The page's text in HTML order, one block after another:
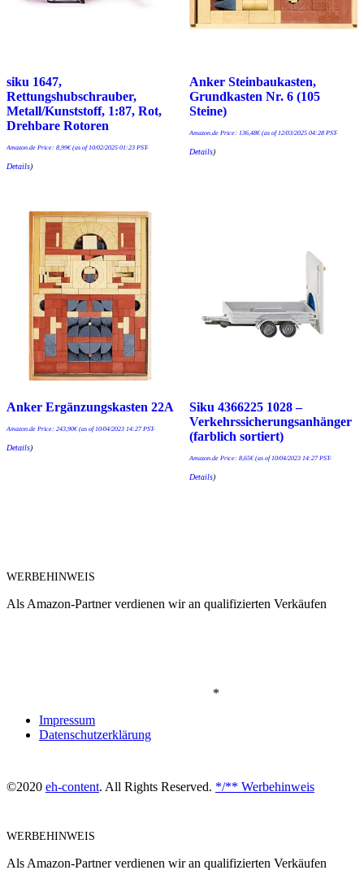
siku 1647,
Rettungshubschrauber,
Metall/Kunststoff, 1:87, Rot,
Drehbare Rotoren
Amazon.de Price: 8,99€(as of 10/02/2025 01:23 PST-
Details)
Anker Steinbaukasten,
Grundkasten Nr. 6 (105
Steine)
Amazon.de Price: 136,48€(as of 12/03/2025 04:28 PST-
Details)
Anker Ergänzungskasten 22A
Amazon.de Price: 243,90€(as of 10/04/2023 14:27 PST-
Details)
Siku 4366225 1028 –
Verkehrssicherungsanhänger
(farblich sortiert)
Amazon.de Price: 8,65€(as of 10/04/2023 14:27 PST-
Details)
WERBEHINWEIS
Als Amazon-Partner verdienen wir an qualifizierten Verkäufen
*
Impressum
Datenschutzerklärung
©2020 eh-content. All Rights Reserved. */** Werbehinweis
WERBEHINWEIS
Als Amazon-Partner verdienen wir an qualifizierten Verkäufen